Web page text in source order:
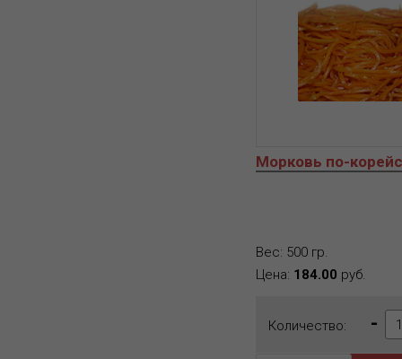
Морковь по-
Вес: 500 гр.
Цена: 184.00 руб.
Количество: -